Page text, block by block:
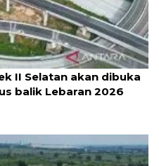
II Selatan akan dibuka
balik Lebaran 2026